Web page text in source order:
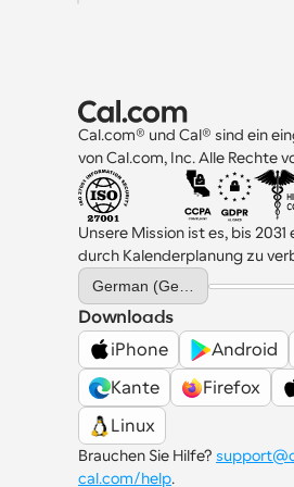
Cal.com® und Cal® sind ein
von Cal.com, Inc. Alle Rechte
Unsere Mission ist es, bis
durch Kalenderplanung zu
Select Language
Downloads
iPhone
Android
Kante
Firefox
Linux
Brauchen Sie Hilfe?
cal.com/help.